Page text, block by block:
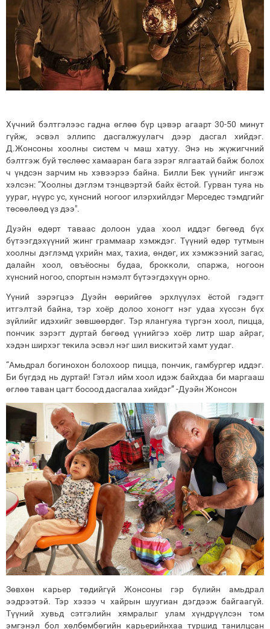
Хүчний бэлтгэлээс гадна өглөө бүр цэвэр агаарт 30-50 минут
гүйж, эсвэл эллипс дасгалжуулагч дээр дасгал хийдэг.
Д.Жонсоны хоолны систем ч маш хатуу. Энэ нь жүжигчний
бэлтгэж буй төслөөс хамааран бага зэрэг ялгаатай байж болох
ч үндсэн зарчим нь хэвээрээ байна. Билли Бек үүнийг ингэж
хэлсэн: “Хоолны дэглэм тэнцвэртэй байх ёстой. Гурван туяа нь
уураг, нүүрс ус, хүнсний ногоог илэрхийлдэг Мерседес тэмдгийг
төсөөлөөд үз дээ".
Дуэйн өдөрт таваас долоон удаа хоол иддэг бөгөөд бүх
бүтээгдэхүүний жинг граммаар хэмждэг. Түүний өдөр тутмын
хоолны дэглэмд үхрийн мах, тахиа, өндөг, их хэмжээний загас,
далайн хоол, овъёосны будаа, брокколи, спаржа, ногоон
хүнсний ногоо, спортын нэмэлт бүтээгдэхүүн орно.
Үүний зэрэгцээ Дуэйн өөрийгөө эрхлүүлэх ёстой гэдэгт
итгэлтэй байна, тэр хоёр долоо хоногт нэг удаа хүссэн бүх
зүйлийг идэхийг зөвшөөрдөг. Тэр ялангуяа түргэн хоол, пицца,
пончик зэрэгт дуртай бөгөөд үүнийгээ хоёр литр шар айраг,
хэдэн ширхэг текила эсвэл нэг шил вискитэй хамт уудаг.
“Амьдрал богинохон болохоор пицца, пончик, гамбургер иддэг.
Би бүгдэд нь дуртай! Гэтэл ийм хоол идэж байхдаа би маргааш
өглөө таван цагт босоод дасгалаа хийдэг” -Дуэйн Жонсон
Зөвхөн карьер төдийгүй Жонсоны гэр бүлийн амьдрал
ээдрээтэй. Тэр хэзээ ч хайрын шуугиан дэгдээж байгаагүй.
Түүний хувьд сэтгэлийн хямралыг улам хүндрүүлсэн том
эмгэнэл бол хөлбөмбөгийн карьерийнхаа туршид танилцсан